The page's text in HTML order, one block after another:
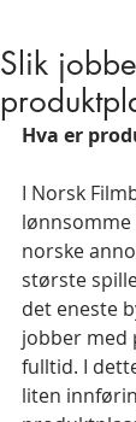
Slik
Hva er
I Norsk
norske
største
det eneste
jobber med
fulltid. I
liten